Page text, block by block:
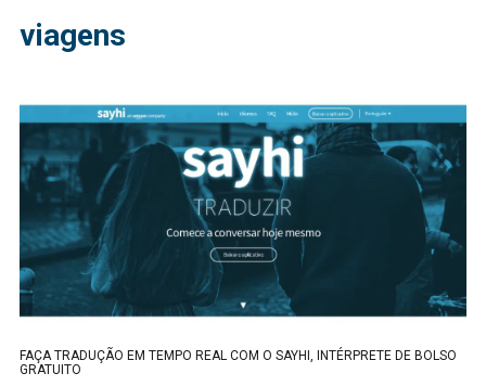
viagens
FAÇA TRADUÇÃO EM TEMPO REAL COM O SAYHI, INTÉRPRETE DE BOLSO
GRATUITO